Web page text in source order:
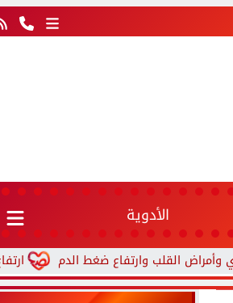
الأدوية
ارتفاع ضغط